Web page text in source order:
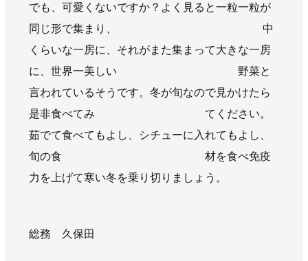
AWAJYUブログ
安房住まいる
大型工事施工事例
採用情報
新卒・第二新卒採用 アルバイト採用 中途採用
協力会社募集
お問い合わせ
でも、可愛くないですか？よく見ると一粒一粒が
同じ形で集まり、 中
くらいな一房に、それがまた集まって大きな一房
に、世界一美しい 野菜と
言われているそうです。冬が旬なので見かけたら
是非食べてみ てください。
茹でて食べてもよし、シチューに入れてもよし、
旬の食 材を食べ免疫
力を上げて寒い冬を乗り切りましょう。
総務 久保田